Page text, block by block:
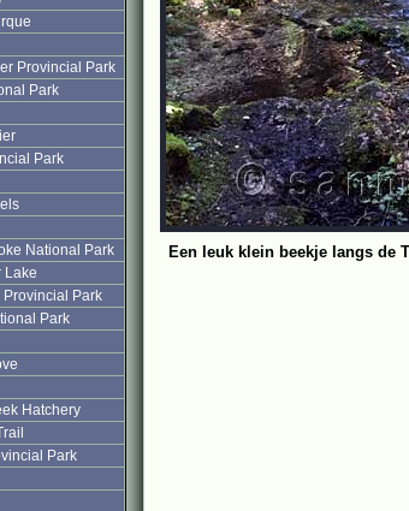
Een leuk klein beekje langs de
Provincial Park
Park
Park
National Park
Lake
Provincial Park
Park
Hatchery
Park